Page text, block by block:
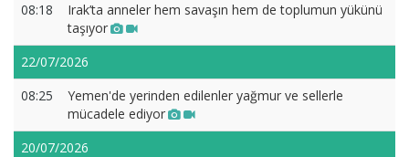
08:18
Irak’ta anneler hem savaşın hem de toplumun yükünü
taşıyor
22/07/2026
08:25
Yemen'de yerinden edilenler yağmur ve sellerle
mücadele ediyor
20/07/2026